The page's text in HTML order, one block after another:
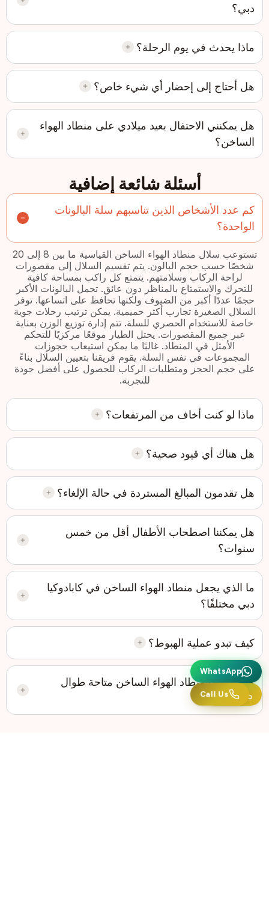
دبي؟
ماذا يحدث في يوم الرحلة؟
هل أحتاج إلى إحضار أي شيء خاص؟
هل يمكنني الاحتفال بعيد ميلادي على منطاد الهواء
الساخن؟
أسئلة شائعة إضافية
كم عدد الأشخاص الذين تناسبهم سلة البالونات
الواحدة؟
تستوعب سلال منطاد الهواء الساخن القياسية ما بين 8 إلى 20
شخصًا حسب حجم البالون. يتم تقسيم السلال إلى مقصورات
لراحة الركاب وسلامتهم. يتمتع كل راكب بمساحة كافية
للتحرك والاستمتاع بالمناظر دون عائق. تحمل البالونات الأكبر
حجمًا عددًا أكبر من الضيوف ولكنها تحافظ على اتساعها. توفر
السلال الصغيرة تجارب أكثر حميمية. يمكن ترتيب رحلات جوية
خاصة للاستخدام الحصري للسلة. تتم إدارة توزيع الوزن بعناية
عبر جميع المقصورات. يحتل الطيار موقعًا مركزيًا للتحكم
الأمثل في المنطاد. غالبًا ما يمكن استيعاب حجوزات
المجموعات في نفس السلة. يقوم فريقنا بتعيين السلال بناءً
على حجم الحجز ومتطلبات الركاب للحصول على أفضل جودة
للتجربة.
ماذا لو كنت أخاف من المرتفعات؟
هل هناك أي قيود صحية؟
هل تقدمون المبالغ المستردة في حالة الإلغاء؟
هل يمكننا اصطحاب الأطفال أقل من خمس
سنوات؟
ما الذي يجعل منطاد الهواء الساخن في كابادوكيا
دبي مختلفًا؟
كيف تبدو عملية الهبوط؟
هل رحلات منطاد الهواء الساخن متاحة طوال
العام؟
واتساب
اتصل بنا
WhatsApp
Call Us